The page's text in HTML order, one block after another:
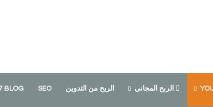
الربح المجاني الربح من التدوين SEO
BLOG